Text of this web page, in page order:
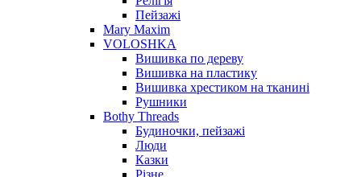
Пейзажі
Mary Maxim
VOLOSHKA
Вишивка по дереву
Вишивка на пластику
Вишивка хрестиком на тканині
Рушники
Bothy Threads
Будиночки, пейзажі
Люди
Казки
Різне